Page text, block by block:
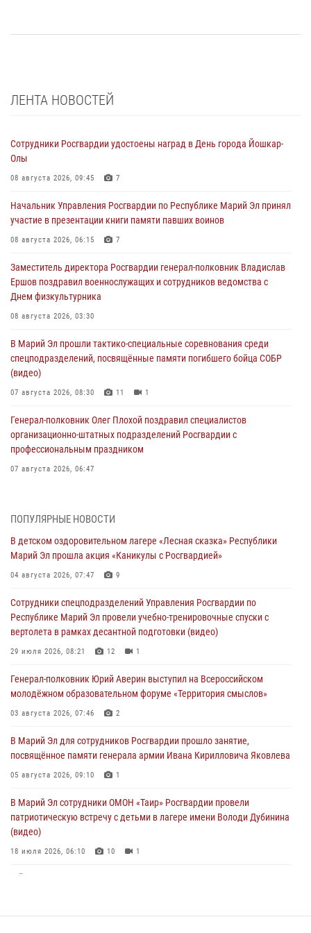
ЛЕНТА НОВОСТЕЙ
Сотрудники Росгвардии удостоены наград в День города Йошкар-
Олы
08 августа 2026, 09:45 7
Начальник Управления Росгвардии по Республике Марий Эл принял
участие в презентации книги памяти павших воинов
08 августа 2026, 06:15 7
Заместитель директора Росгвардии генерал-полковник Владислав
Ершов поздравил военнослужащих и сотрудников ведомства с
Днем физкультурника
08 августа 2026, 03:30
В Марий Эл прошли тактико-специальные соревнования среди
спецподразделений, посвящённые памяти погибшего бойца СОБР
(видео)
07 августа 2026, 08:30 11 1
Генерал-полковник Олег Плохой поздравил специалистов
организационно-штатных подразделений Росгвардии с
профессиональным праздником
07 августа 2026, 06:47
Всероссийском семинаре в Нижнем Новгороде (видео)
07 августа 2026, 06:25 8 1
Команда «Росгвардия» принимает участие в военно-спортивном
07 августа 2026, 05:43 10
Представитель вневедомственной охраны Управления Росгвардии
по Республике Марий Эл принял участие в учебно-методическом
06 августа 2026, 09:37 10
В Марий Эл сотрудники ЛРР Росгвардии за прошедший месяц
06 августа 2026, 08:00
В Марий Эл сотрудники вневедомственной охраны Росгвардии за
05 августа 2026, 09:44
ПОПУЛЯРНЫЕ НОВОСТИ
В детском оздоровительном лагере «Лесная сказка» Республики
Марий Эл прошла акция «Каникулы с Росгвардией»
04 августа 2026, 07:47 9
Сотрудники спецподразделений Управления Росгвардии по
Республике Марий Эл провели учебно-тренировочные спуски с
вертолета в рамках десантной подготовки (видео)
29 июля 2026, 08:21 12 1
Генерал-полковник Юрий Аверин выступил на Всероссийском
молодёжном образовательном форуме «Территория смыслов»
03 августа 2026, 07:46 2
В Марий Эл для сотрудников Росгвардии прошло занятие,
посвящённое памяти генерала армии Ивана Кирилловича Яковлева
05 августа 2026, 09:10 1
В Марий Эл сотрудники ОМОН «Таир» Росгвардии провели
патриотическую встречу с детьми в лагере имени Володи Дубинина
(видео)
18 июля 2026, 06:10 10 1